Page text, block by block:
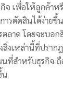
เพื่อให้ลูกค้าห
รตัดสินได้ง่ายขึ้
ลาด โดยจะบอ
สิ่งเหล่านี้ที่ปรา
สำหรับธุรกิจ ถื
น